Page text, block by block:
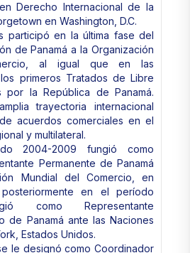
Derecho Internacional de la
en Washington, D.C.
participó en la última fase del
de Panamá a la Organización
al igual que en las
primeros Tratados de Libre
por la República de Panamá.
trayectoria internacional
acuerdos comerciales en el
y multilateral.
2004-2009 fungió como
Permanente de Panamá
Mundial del Comercio, en
en el período
como Representante
de Panamá ante las Naciones
Estados Unidos.
le designó como Coordinador